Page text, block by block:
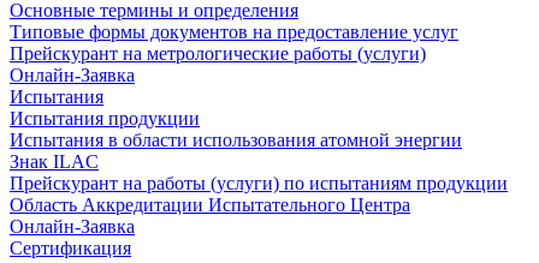
Основные термины и определения
Типовые формы документов на предоставление услуг
Прейскурант на метрологические работы (услуги)
Онлайн-Заявка
Испытания
Испытания продукции
Испытания в области использования атомной энергии
Знак ILAC
Прейскурант на работы (услуги) по испытаниям продукции
Область Аккредитации Испытательного Центра
Онлайн-Заявка
Сертификация